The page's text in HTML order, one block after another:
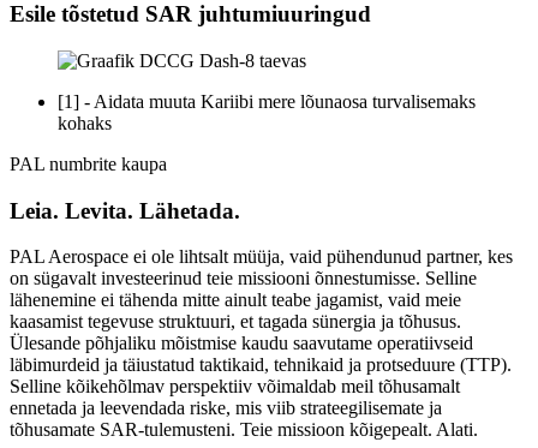
Esile tõstetud SAR juhtumiuuringud
[1] - Aidata muuta Kariibi mere lõunaosa turvalisemaks
kohaks
PAL numbrite kaupa
Leia. Levita. Lähetada.
PAL Aerospace ei ole lihtsalt müüja, vaid pühendunud partner, kes
on sügavalt investeerinud teie missiooni õnnestumisse. Selline
lähenemine ei tähenda mitte ainult teabe jagamist, vaid meie
kaasamist tegevuse struktuuri, et tagada sünergia ja tõhusus.
Ülesande põhjaliku mõistmise kaudu saavutame operatiivseid
läbimurdeid ja täiustatud taktikaid, tehnikaid ja protseduure (TTP).
Selline kõikehõlmav perspektiiv võimaldab meil tõhusamalt
ennetada ja leevendada riske, mis viib strateegilisemate ja
tõhusamate SAR-tulemusteni. Teie missioon kõigepealt. Alati.